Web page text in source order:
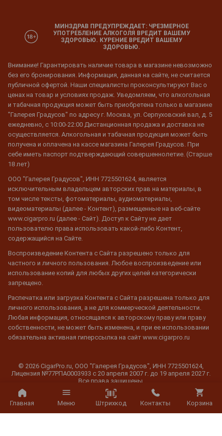
Главная Меню Штрихкод Контакты Корзина
МИНЗДРАВ ПРЕДУПРЕЖДАЕТ: ЧРЕЗМЕРНОЕ
УПОТРЕБЛЕНИЕ АЛКОГОЛЯ ВРЕДИТ ВАШЕМУ
ЗДОРОВЬЮ. КУРЕНИЕ ВРЕДИТ ВАШЕМУ
ЗДОРОВЬЮ.
Внимание! Гарантировать наличие товара в магазине невозможно
без его бронирования. Информация, данная на сайте, не считается
публичной офертой. Наши специалисты проконсультируют Вас о
ценах на товар и условиях продаж. Уведомляем, что алкогольная
и табачная продукция может быть приобретена только в магазине
"Галерея Градусов" по адресу г. Москва, ул. Серпуховский вал, д. 5
ежедневно, с 10:00-22:00 Дистанционная продажа и доставка не
осуществляется. Алкогольная и табачная продукция может быть
получена и оплачена на кассе магазина Галерея Градусов. При
себе иметь паспорт подтверждающий совершеннолетие. (Старше
18 лет)
ООО "Галерея Градусов", ИНН 7725501624, является
исключительным владельцем авторских прав на материалы, в
том числе тексты, фотоматериалы, аудиоматериалы,
видеоматериалы (далее - Контент), размещенные на веб-сайте
www.cigarpro.ru (далее - Сайт). Доступ к Сайту не дает
пользователю права использовать какой-либо Контент,
содержащийся на Сайте.
Воспроизведение Контента с Сайта разрешено только для
частного и личного пользования. Любое воспроизведение или
использование копий для любых других целей категорически
запрещено.
Распечатка или загрузка Контента с Сайта разрешена только для
личного использования, а не для коммерческой деятельности.
Любая информация, относящаяся к авторскому праву или праву
собственности, не может быть изменена, и при ее использовании
обязательна активная гиперссылка на сайт www.cigarpro.ru
© 2026 CigarPro.ru, ООО "Галерея Градусов", ИНН 7725501624,
Лицензия №77РПА0003933 c 20 апреля 2007 г. до 19 апреля 2027 г.
Все права защищены.